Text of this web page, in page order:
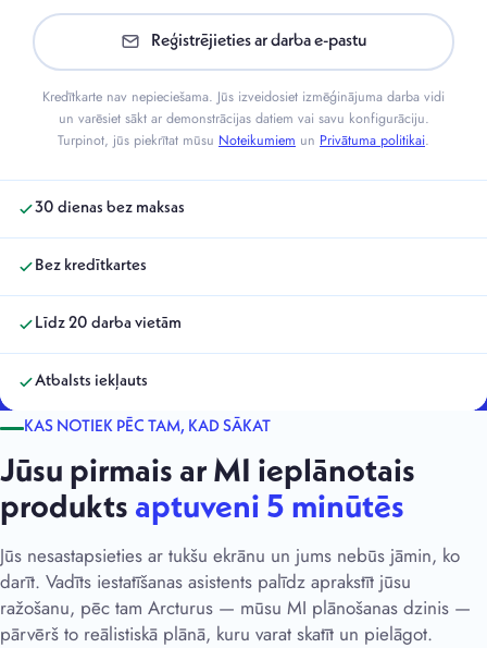
Reģistrējieties ar darba e-pastu
Kredītkarte nav nepieciešama. Jūs izveidosiet izmēģinājuma darba vidi
un varēsiet sākt ar demonstrācijas datiem vai savu konfigurāciju.
Turpinot, jūs piekrītat mūsu Noteikumiem un Privātuma politikai.
30 dienas bez maksas
Bez kredītkartes
Līdz 20 darba vietām
Atbalsts iekļauts
KAS NOTIEK PĒC TAM, KAD SĀKAT
Jūsu pirmais ar MI ieplānotais
produkts aptuveni 5 minūtēs
Jūs nesastapsieties ar tukšu ekrānu un jums nebūs jāmin, ko
darīt. Vadīts iestatīšanas asistents palīdz aprakstīt jūsu
ražošanu, pēc tam Arcturus — mūsu MI plānošanas dzinis —
pārvērš to reālistiskā plānā, kuru varat skatīt un pielāgot.